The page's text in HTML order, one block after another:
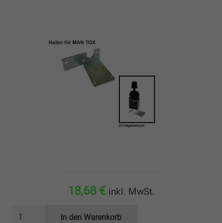
18,68 € inkl. MwSt.
Halter
In den Warenkorb